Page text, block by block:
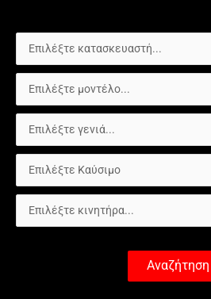
Αναζήτηση